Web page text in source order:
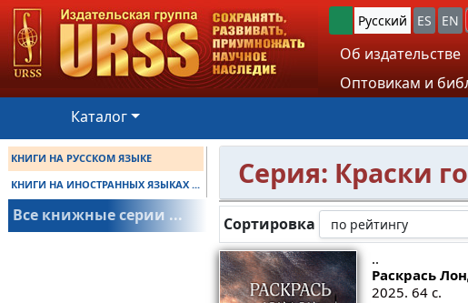
Русский ES EN
Об издательстве
Оптовикам и
Каталог
КНИГИ НА РУССКОМ ЯЗЫКЕ
КНИГИ НА ИНОСТРАННЫХ ЯЗЫКАХ ...
Все книжные серии ...
Серия: Краски
Сортировка
..
Раскрась
2025. 64 с.